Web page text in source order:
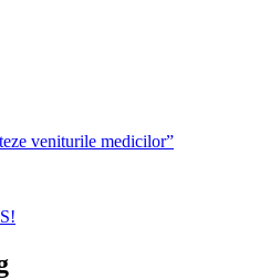
veniturile medicilor”